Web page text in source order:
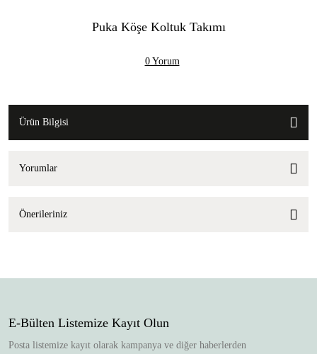
Puka Köşe Koltuk Takımı
0 Yorum
Ürün Bilgisi
Yorumlar
Önerileriniz
E-Bülten Listemize Kayıt Olun
Posta listemize kayıt olarak kampanya ve diğer haberlerden